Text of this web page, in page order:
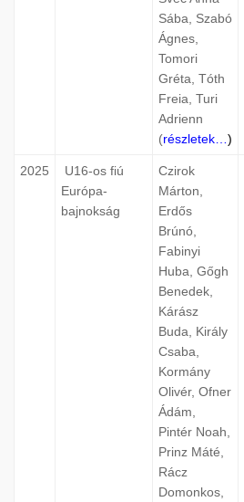
Sába, Szabó
Ágnes,
Tomori
Gréta, Tóth
Freia, Turi
Adrienn
(részletek… )
2025
U16-os fiú
Európa-
bajnokság
Czirok
Márton,
Erdős
Brúnó,
Fabinyi
Huba, Gőgh
Benedek,
Kárász
Buda, Király
Csaba,
Kormány
Olivér, Ofner
Ádám,
Pintér Noah,
Prinz Máté,
Rácz
Domonkos,